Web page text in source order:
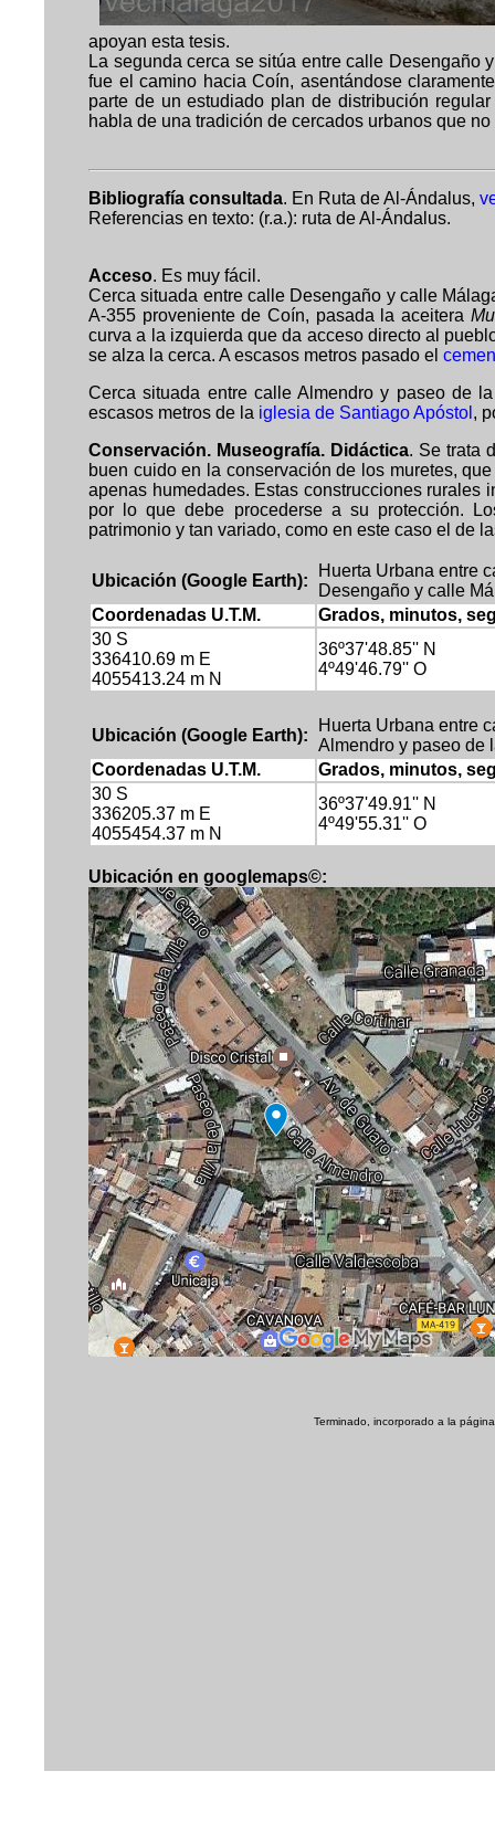
apoyan esta tesis.
La segunda cerca se sitúa entre calle Desengaño
fue el camino hacia Coín, asentándose
parte de un estudiado plan de distribución
habla de una tradición de cercados urbanos que
Bibliografía consultada. En Ruta de Al-Ándalus,
Referencias en texto: (r.a.): ruta de Al-Ándalus.
Acceso. Es muy fácil.
Cerca situada entre calle Desengaño y calle
A-355 proveniente de Coín, pasada la aceitera
curva a la izquierda que da acceso directo al
se alza la cerca. A escasos metros pasado el
Cerca situada entre calle Almendro y paseo de
escasos metros de la iglesia de Santiago Apóstol ,
Conservación. Museografía. Didáctica. Se trata
buen cuido en la conservación de los muretes,
apenas humedades. Estas construcciones rurales
por lo que debe procederse a su protección.
patrimonio y tan variado, como en este caso el de
Ubicación (Google Earth):
Huerta Urbana entre
Desengaño y calle
Coordenadas U.T.M.
Grados, minutos,
30 S
336410.69 m E
4055413.24 m N
36º37'48.85'' N
4º49'46.79'' O
Ubicación (Google Earth):
Huerta Urbana entre
Almendro y paseo de
Coordenadas U.T.M.
Grados, minutos,
30 S
336205.37 m E
4055454.37 m N
36º37'49.91'' N
4º49'55.31'' O
Ubicación en googlemaps©:
Terminado, incorporado a la